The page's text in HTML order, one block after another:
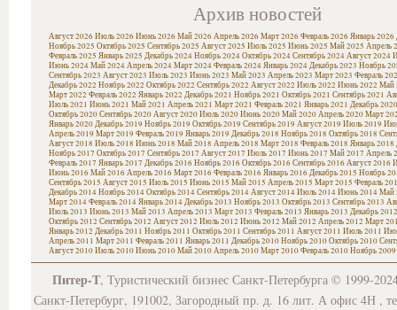
Архив новостей
Август 2026 Июль 2026 Июнь 2026 Май 2026 Апрель 2026 Март 2026 Февраль 2026 Январь 2026
Ноябрь 2025 Октябрь 2025 Сентябрь 2025 Август 2025 Июль 2025 Июнь 2025 Май 2025 Апрель
Февраль 2025 Январь 2025 Декабрь 2024Ноябрь 2024Октябрь 2024Сентябрь 2024Август 2024
Июнь 2024Май 2024Апрель 2024Март 2024Февраль 2024Январь 2024Декабрь 2023 Ноябрь
Сентябрь 2023 Август 2023 Июль 2023 Июнь 2023 Май 2023 Апрель 2023 Март 2023 Февраль
Декабрь 2022 Ноябрь 2022 Октябрь 2022 Сентябрь 2022 Август 2022 Июль 2022 Июнь 2022 Май
Март 2022 Февраль 2022 Январь 2022 Декабрь 2021 Ноябрь 2021 Октябрь 2021 Сентябрь 2021
Июль 2021 Июнь 2021 Май 2021 Апрель 2021 Март 2021 Февраль 2021 Январь 2021 Декабрь 2020
Октябрь 2020Сентябрь 2020Август 2020Июль 2020Июнь 2020Май 2020Апрель 2020Март
Январь 2020Декабрь 2019 Ноябрь 2019 Октябрь 2019 Сентябрь 2019 Август 2019 Июль 2019
Апрель 2019 Март 2019 Февраль 2019 Январь 2019 Декабрь 2018 Ноябрь 2018 Октябрь 2018
Август 2018 Июль 2018 Июнь 2018 Май 2018 Апрель 2018 Март 2018 Февраль 2018 Январь 2018
Ноябрь 2017 Октябрь 2017 Сентябрь 2017 Август 2017 Июль 2017 Июнь 2017 Май 2017 Апрель
Февраль 2017 Январь 2017 Декабрь 2016 Ноябрь 2016 Октябрь 2016 Сентябрь 2016 Август 2016
Июнь 2016 Май 2016 Апрель 2016 Март 2016 Февраль 2016 Январь 2016 Декабрь 2015 Ноябрь
Сентябрь 2015 Август 2015 Июль 2015 Июнь 2015 Май 2015 Апрель 2015 Март 2015 Февраль
Декабрь 2014Ноябрь 2014Октябрь 2014Сентябрь 2014Август 2014Июль 2014Июнь 2014Май
Март 2014Февраль 2014Январь 2014Декабрь 2013 Ноябрь 2013 Октябрь 2013 Сентябрь 2013
Июль 2013 Июнь 2013 Май 2013 Апрель 2013 Март 2013 Февраль 2013 Январь 2013 Декабрь 2012
Октябрь 2012 Сентябрь 2012 Август 2012 Июль 2012 Июнь 2012 Май 2012 Апрель 2012 Март
Январь 2012 Декабрь 2011 Ноябрь 2011 Октябрь 2011 Сентябрь 2011 Август 2011 Июль 2011
Апрель 2011 Март 2011 Февраль 2011 Январь 2011 Декабрь 2010Ноябрь 2010Октябрь 2010
Август 2010Июль 2010Июнь 2010Май 2010Апрель 2010Март 2010Февраль 2010Ноябрь 2009
Питер-Т, Туристический бизнес Санкт-Петербурга © 1999-
Санкт-Петербург, 191002, Загородный пр. д. 16 лит. А офис 4Н ,